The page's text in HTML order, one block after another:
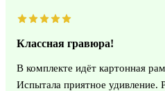
Классная гравюра!
В комплекте идёт картонная
Испытала приятное удивление.